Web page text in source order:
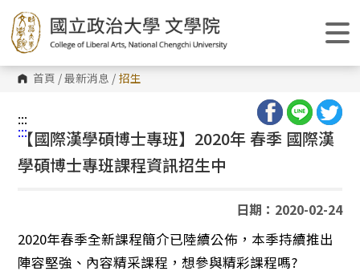
跳
到
主
要
內
容
區 首頁 /最新消息 / 招生
:::
:::
【國際漢學碩博士專班】2020年 春季 國際漢
學碩博士專班課程資訊招生中
日期：2020-02-24
2020年春季全新課程簡介已陸續公佈，本季持續推出
陣容堅強、內容精采課程，想參與精彩課程嗎?